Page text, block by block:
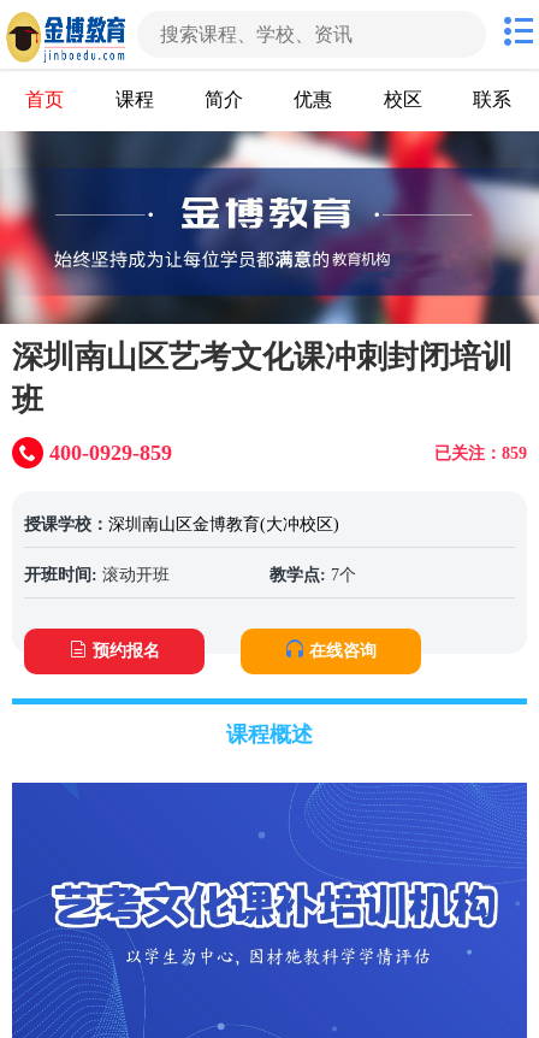
首页 课程 简介 优惠 校区 联系
深圳南山区艺考文化课冲刺封闭培训
班
已关注：859
400-0929-859
授课学校： 深圳南山区金博教育(大冲校区)
开班时间: 滚动开班 教学点: 7个
预约报名 在线咨询
课程概述